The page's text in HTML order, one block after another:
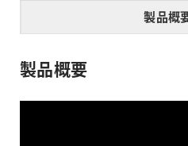
製品概
製品概要